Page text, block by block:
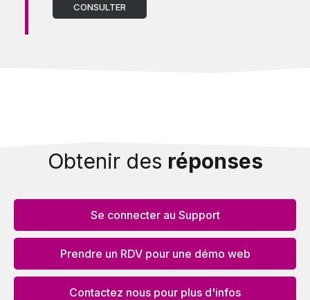
CONSULTER
Obtenir des réponses
Se connecter au Support
Prendre un RDV pour une démo web
Contactez nous pour plus d'infos